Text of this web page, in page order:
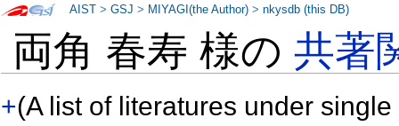
両角 春寿 様の共著
+(A list of literatures under
AIST >GSJ > MIYAGI(the Author) >nkysdb (this DB)